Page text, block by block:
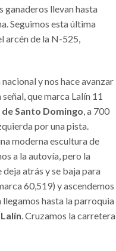
ganaderos llevan hasta
Seguimos esta última
arcén de la N-525,
y nos hace avanzar
que marca Lalín 11
Santo Domingo , a 700
por una pista.
moderna escultura de
a la autovía, pero la
deja atrás y se baja para
60,519) y ascendemos
hasta la parroquia
. Cruzamos la carretera